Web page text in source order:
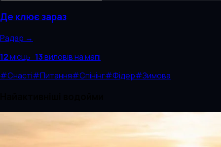
Де клює зараз
Радар →
12місць · 13виловівна мапі
#Снасті#Питання#Спінінг#Фідер#Зимова